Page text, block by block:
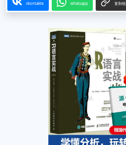
vkontakte whatsapp 复制